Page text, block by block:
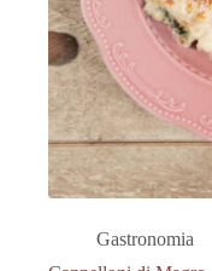
Gastronomia